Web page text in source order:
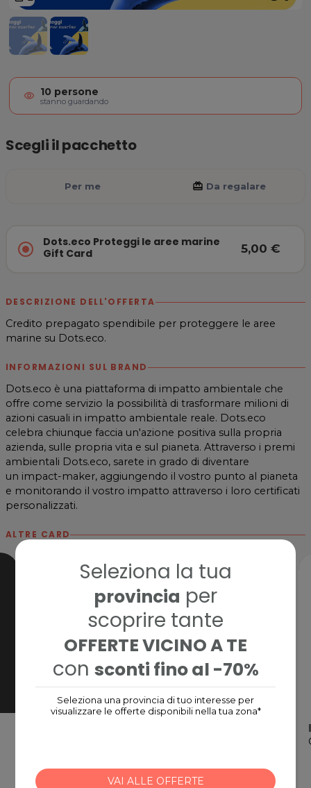
Seleziona la tua
provincia per
scoprire tante
OFFERTE VICINO A TE
con sconti fino al -70%
Seleziona una provincia di tuo interesse per
visualizzare le offerte disponibili nella tua zona*
VAI ALLE OFFERTE
Dots.eco Proteggi le aree marine
visibility 10 persone
stanno guardando
Dots.eco Proteggi le aree marine
Gift Card
5,00 €
Scegli il pacchetto
Per me card_giftcard Da regalare
DESCRIZIONE DELL'OFFERTA
Credito prepagato spendibile per proteggere le aree
marine su Dots.eco.
INFORMAZIONI SUL BRAND
Dots.eco è una piattaforma di impatto ambientale che
offre come servizio la possibilità di trasformare milioni di
azioni casuali in impatto ambientale reale. Dots.eco
celebra chiunque faccia un'azione positiva sulla propria
azienda, sulle propria vita e sul pianeta. Attraverso i premi
ambientali Dots.eco, sarete in grado di diventare
un impact-maker, aggiungendo il vostro punto al pianeta
e monitorando il vostro impatto attraverso i loro certificati
personalizzati.
ALTRE CARD